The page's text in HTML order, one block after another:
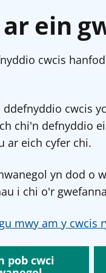
ar ein
cwcis
cwcis
chi'n defnyddio
ar eich cyfer chi.
yn dod o
i chi o'r
mwy am y cwcis
pob cwci